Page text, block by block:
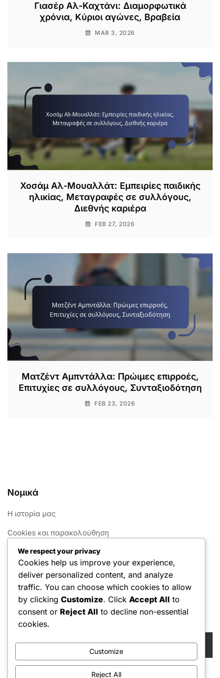
Γιασέρ Αλ-Καχτάνι: Διαμορφωτικά
χρόνια, Κύριοι αγώνες, Βραβεία
MAR 3, 2026
Χοσάμ Αλ-Μουαλλάτ: Εμπειρίες παιδικής
ηλικίας, Μεταγραφές σε συλλόγους,
Διεθνής καριέρα
FEB 27, 2026
Ματζέντ Αμπντάλλα: Πρώιμες επιρροές,
Επιτυχίες σε συλλόγους, Συνταξιοδότηση
FEB 23, 2026
Νομικά
Η ιστορία μας
Cookies και παρακολούθηση
Όροι χρήσης
Πολιτική προστασίας δεδομένων
Επικοινωνία
Αναζήτηση
We respect your privacy
Cookies help us improve your experience,
deliver personalized content, and analyze
traffic. You can choose which cookies to allow
by clicking Customize. Click Accept All to
consent or Reject All to decline non-essential
cookies.
Customize
Reject All